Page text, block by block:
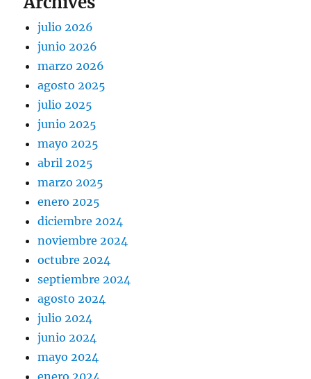
julio 2026
junio 2026
marzo 2026
agosto 2025
julio 2025
junio 2025
mayo 2025
abril 2025
marzo 2025
enero 2025
diciembre 2024
noviembre 2024
octubre 2024
septiembre 2024
agosto 2024
julio 2024
junio 2024
mayo 2024